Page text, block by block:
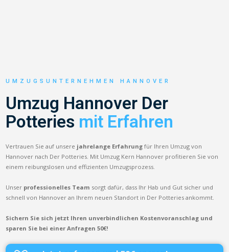
UMZUGSUNTERNEHMEN HANNOVER
Umzug Hannover Der
Potteries mit Erfahren
Vertrauen Sie auf unsere jahrelange Erfahrung für Ihren Umzug von
Hannover nach Der Potteries. Mit Umzug Kern Hannover profitieren Sie von
einem reibungslosen und effizienten Umzugsprozess.
Unser professionelles Team sorgt dafür, dass Ihr Hab und Gut sicher und
schnell von Hannover an Ihrem neuen Standort in Der Potteries ankommt.
Sichern Sie sich jetzt Ihren unverbindlichen Kostenvoranschlag und
sparen Sie bei einer Anfragen 50€!